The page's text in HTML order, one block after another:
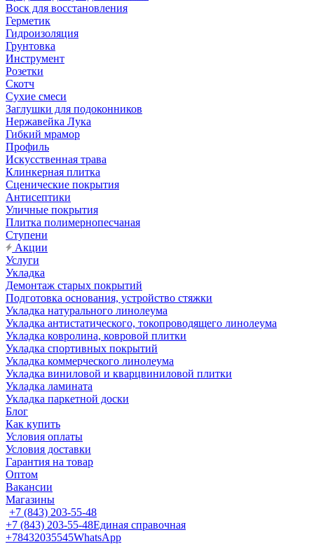
Воск для восстановления
Герметик
Гидроизоляция
Грунтовка
Инструмент
Розетки
Скотч
Сухие смеси
Заглушки для подоконников
Нержавейка Лука
Гибкий мрамор
Профиль
Искусственная трава
Клинкерная плитка
Сценические покрытия
Антисептики
Уличные покрытия
Плитка полимернопесчаная
Ступени
Акции
Услуги
Укладка
Демонтаж старых покрытий
Подготовка основания, устройство стяжки
Укладка натурального линолеума
Укладка антистатического, токопроводящего линолеума
Укладка ковролина, ковровой плитки
Укладка спортивных покрытий
Укладка коммерческого линолеума
Укладка виниловой и кварцвиниловой плитки
Укладка ламината
Укладка паркетной доски
Блог
Как купить
Условия оплаты
Условия доставки
Гарантия на товар
Оптом
Вакансии
Магазины
+7 (843) 203-55-48
+7 (843) 203-55-48Единая справочная
+78432035545WhatsApp